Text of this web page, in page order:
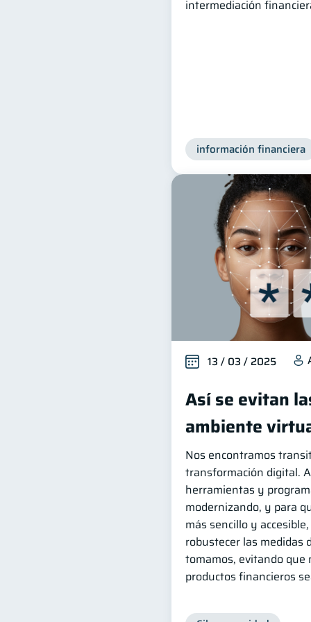
intermediación
información financiera
13 / 03 / 2025
Así se evitan
ambiente
Nos encontramos
transformación digital.
herramientas y
modernizando, y para
más sencillo y
robustecer las medidas
tomamos, evitando
productos financieros